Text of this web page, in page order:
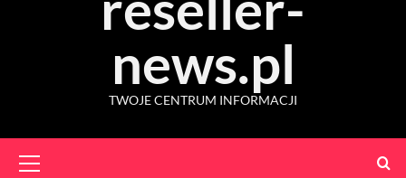
news.pl
TWOJE CENTRUM INFORMACJI
Menu